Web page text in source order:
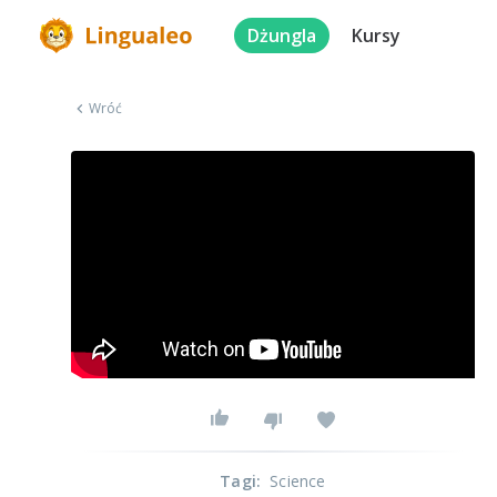
Dżungla Kursy
Wróć
Tagi: Science